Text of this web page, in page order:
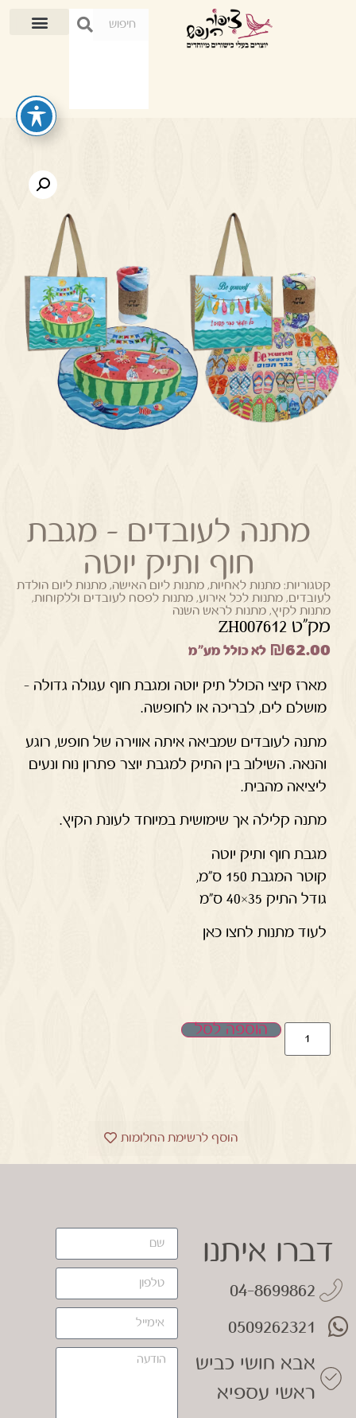
מתנה לעובדים – מגבת
חוף ותיק יוטה
קטגוריות: מתנות לאחיות,מתנות ליום האישה,מתנות ליום הולדת
לעובדים,מתנות לכל אירוע,מתנות לפסח לעובדים וללקוחות,
מתנות לקיץ,מתנות לראש השנה
מק"ט ZH007612
₪62.00 לא כולל מע"מ
מארז קיצי הכולל תיק יוטה ומגבת חוף עגולה גדולה –
מושלם לים, לבריכה או לחופשה.
מתנה לעובדים שמביאה איתה אווירה של חופש, רוגע
והנאה. השילוב בין התיק למגבת יוצר פתרון נוח ונעים
ליציאה מהבית.
מתנה קלילה אך שימושית במיוחד לעונת הקיץ.
מגבת חוף ותיק יוטה
קוטר המגבת 150 ס"מ,
גודל התיק 35×40 ס"מ
לעוד מתנות לחצו כאן
הוספה לסל
הוסף לרשימת החלומות
דברו איתנו
04-8699862
0509262321
אבא חושי כביש
ראשי עספיא